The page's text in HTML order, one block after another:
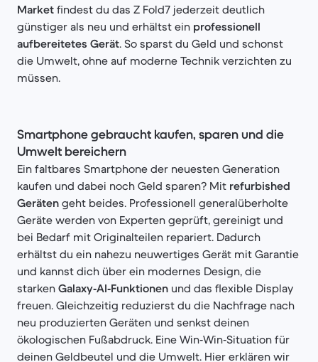
Market findest du das Z Fold7 jederzeit deutlich
günstiger als neu und erhältst ein professionell
aufbereitetes Gerät. So sparst du Geld und schonst
die Umwelt, ohne auf moderne Technik verzichten zu
müssen.
Smartphone gebraucht kaufen, sparen und die
Umwelt bereichern
Ein faltbares Smartphone der neuesten Generation
kaufen und dabei noch Geld sparen? Mit refurbished
Geräten geht beides. Professionell generalüberholte
Geräte werden von Experten geprüft, gereinigt und
bei Bedarf mit Originalteilen repariert. Dadurch
erhältst du ein nahezu neuwertiges Gerät mit Garantie
und kannst dich über ein modernes Design, die
starken Galaxy‑AI‑Funktionen und das flexible Display
freuen. Gleichzeitig reduzierst du die Nachfrage nach
neu produzierten Geräten und senkst deinen
ökologischen Fußabdruck. Eine Win‑Win‑Situation für
deinen Geldbeutel und die Umwelt. Hier erklären wir